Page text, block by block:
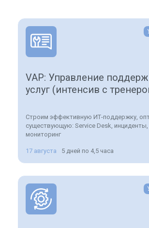
VAP: Управление
услуг (интенсив с
Строим эффективную ИТ-поддержку,
существующую: Service Desk,
мониторинг
17 августа 5 дней по 4,5 часа